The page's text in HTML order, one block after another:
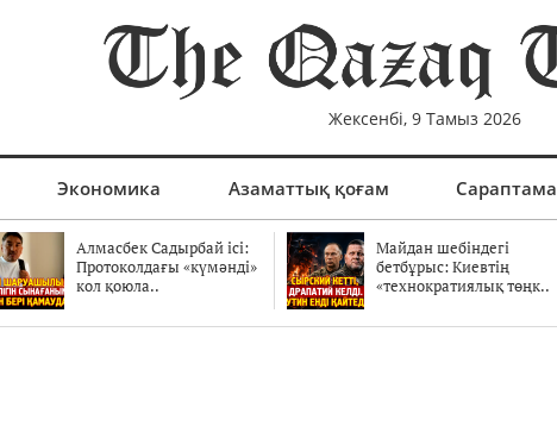
Жексенбі, 9 Тамыз 2026
Экономика Азаматтық қоғам Сараптама
Алмасбек Садырбай ісі:
Протоколдағы «күмәнді»
кол қоюла..
Майдан шебіндегі
бетбұрыс: Киевтің
«технократиялық төңк..